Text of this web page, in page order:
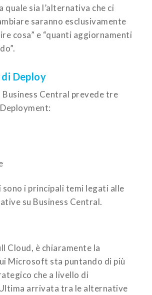
quale sia l’alternativa che ci
saranno esclusivamente
cosa” e “quanti aggiornamenti
Deploy
Business Central prevede tre
sono i principali temi legati alle
su Business Central.
Cloud, è chiaramente la
Microsoft sta puntando di più
che a livello di
arrivata tra le alternative